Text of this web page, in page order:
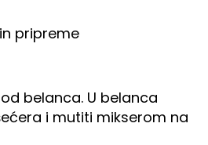
pripreme
belanca. U belanca
i mutiti mikserom na